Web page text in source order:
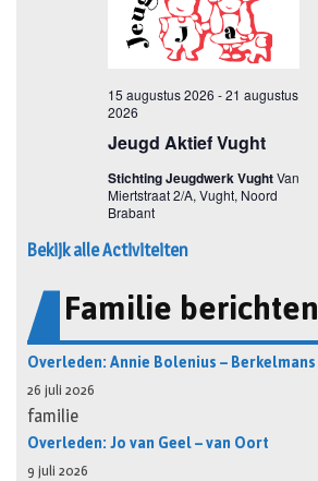
Bekijk alle Activiteiten
Familie berichten
Overleden: Annie Bolenius – Berkelmans
26 juli 2026
familie
Overleden: Jo van Geel – van Oort
9 juli 2026